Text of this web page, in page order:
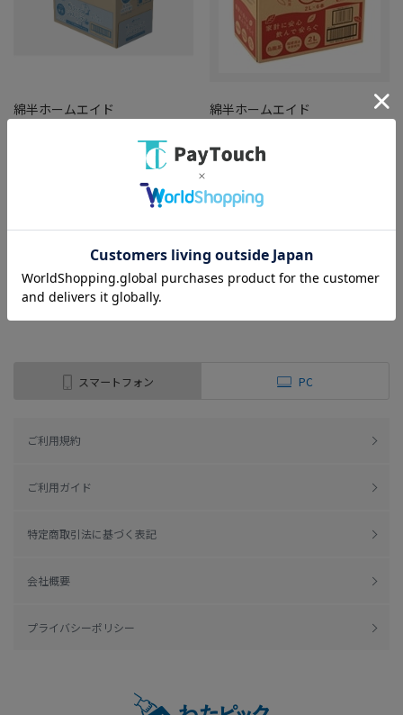
綿半ホームエイド
リラックスジャスミンティー2L
バリエーション：なし
綿半ホームエイド
烏龍茶２Ｌ ケース６本入り
￥636
バリエーション：なし
（全2 件）
スマートフォン PC
ご利用規約
ご利用ガイド
特定商取引法に基づく表記
会社概要
プライバシーポリシー